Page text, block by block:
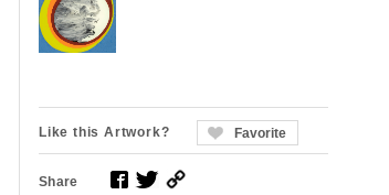
Like this Artwork? Favorite
Share